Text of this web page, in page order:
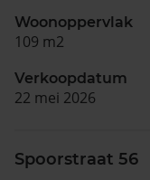
Woonoppervlak
109 m2
Verkoopdatum
22 mei 2026
Spoorstraat 56